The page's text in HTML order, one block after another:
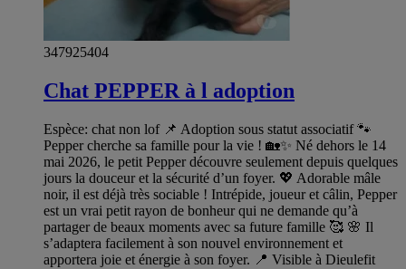
347925404
Chat PEPPER à l adoption
Espèce: chat non lof 📌 Adoption sous statut associatif 🐾
Pepper cherche sa famille pour la vie ! 🏡✨ Né dehors le 14
mai 2026, le petit Pepper découvre seulement depuis quelques
jours la douceur et la sécurité d’un foyer. 💖 Adorable mâle
noir, il est déjà très sociable ! Intrépide, joueur et câlin, Pepper
est un vrai petit rayon de bonheur qui ne demande qu’à
partager de beaux moments avec sa future famille 🥰 🌸 Il
s’adaptera facilement à son nouvel environnement et
apportera joie et énergie à son foyer. 📍 Visible à Dieulefit